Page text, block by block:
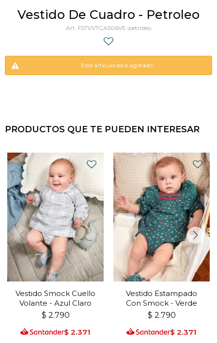
Vestido De Cuadro - Petroleo
F57VVTCA506VE-petroleo
Este artículo está agotado.
PRODUCTOS QUE TE PUEDEN INTERESAR
Vestido Smock Cuello
Volante - Azul Claro
$ 2.790
$ 2.371
Vestido Estampado
Con Smock - Verde
$ 2.790
$ 2.371